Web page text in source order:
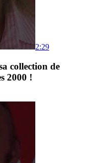
2:29
collection de
2000 !